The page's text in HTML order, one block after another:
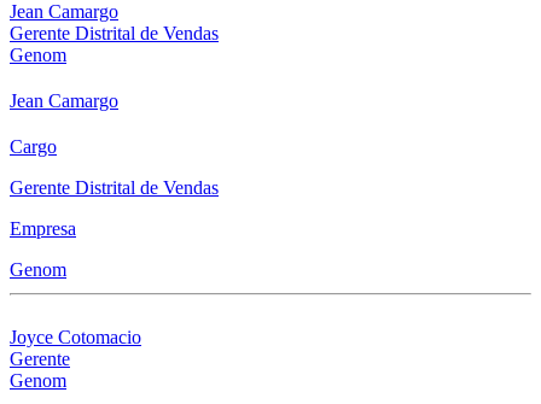
Jean Camargo
Gerente Distrital de Vendas
Genom
Jean Camargo
Cargo
Gerente Distrital de Vendas
Empresa
Genom
Joyce Cotomacio
Gerente
Genom